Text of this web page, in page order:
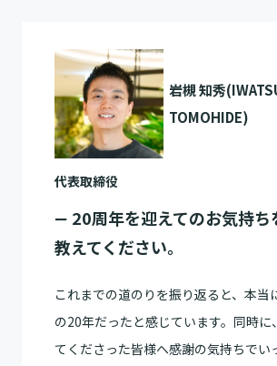
岩槻 知秀
TOMOHIDE)
代表取締役
ー 20周年を迎えてのお気持ち
教えてください。
これまでの道のりを振り返ると、本当
の20年だったと感じています。同時に
てくださった皆様へ感謝の気持ちでい